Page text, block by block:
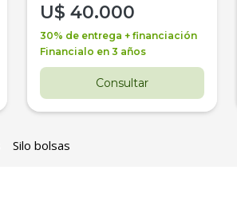
U$ 40.000
30% de entrega + financiación
Financialo en 3 años
Consultar
Silo bolsas